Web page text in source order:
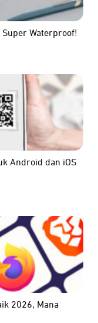
Super Waterproof!
Android dan iOS
2026, Mana